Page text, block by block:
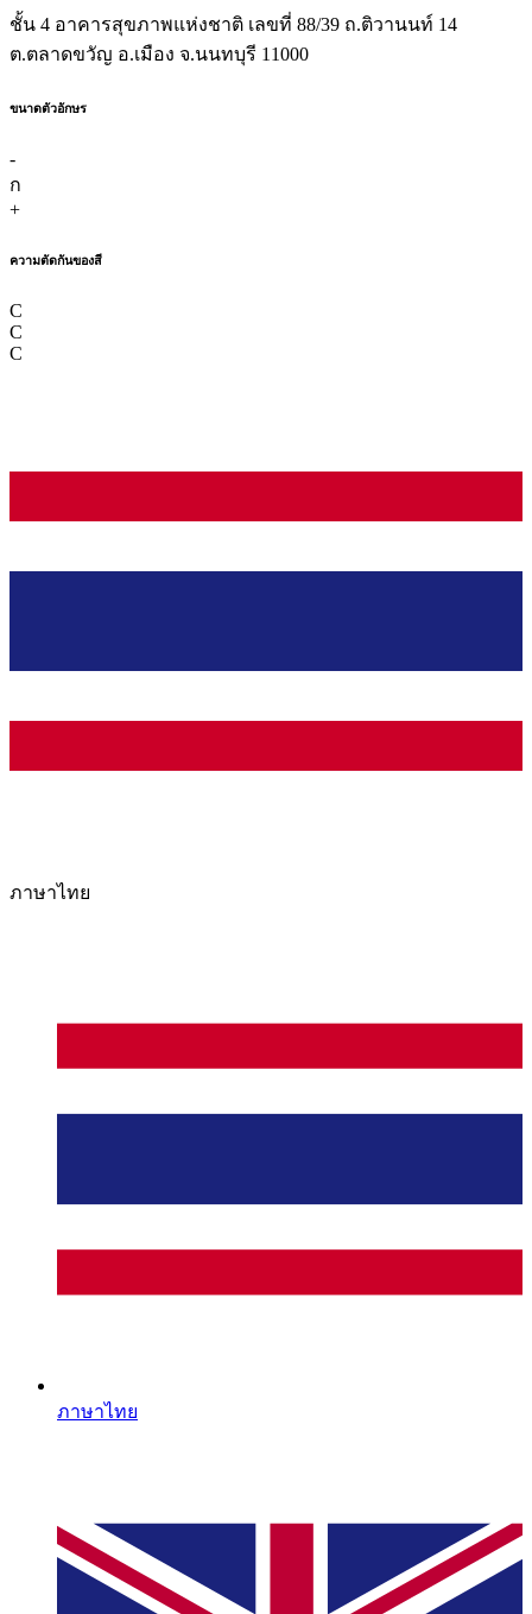
ชั้น 4 อาคารสุขภาพแห่งชาติ เลขที่ 88/39 ถ.ติวานนท์ 14
ต.ตลาดขวัญ อ.เมือง จ.นนทบุรี 11000
ขนาดตัวอักษร
-
ก
+
ความตัดกันของสี
C
C
C
ภาษาไทย
ภาษาไทย